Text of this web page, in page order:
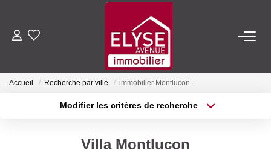
ACHETER
Accueil Recherche par ville immobilier Montlucon
Modifier les critères de recherche
Villa Montlucon